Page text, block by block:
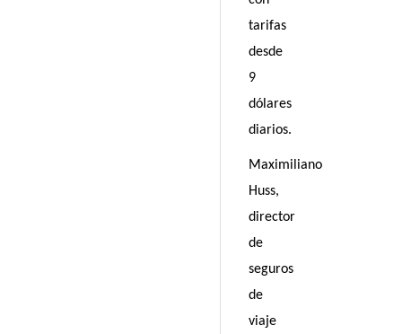
tarifas
desde
9
dólares
diarios.
Maximiliano
Huss,
director
de
seguros
de
viaje